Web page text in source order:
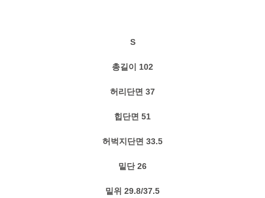
S
총길이 102
허리단면 37
힙단면 51
허벅지단면 33.5
밑단 26
밑위 29.8/37.5